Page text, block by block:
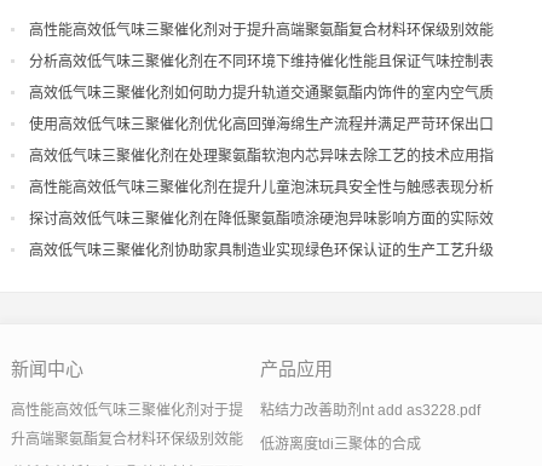
高性能高效低气味三聚催化剂对于提升高端聚氨酯复合材料环保级别效能
分析高效低气味三聚催化剂在不同环境下维持催化性能且保证气味控制表
现
高效低气味三聚催化剂如何助力提升轨道交通聚氨酯内饰件的室内空气质
量
使用高效低气味三聚催化剂优化高回弹海绵生产流程并满足严苛环保出口
高效低气味三聚催化剂在处理聚氨酯软泡内芯异味去除工艺的技术应用指
导
高性能高效低气味三聚催化剂在提升儿童泡沫玩具安全性与触感表现分析
探讨高效低气味三聚催化剂在降低聚氨酯喷涂硬泡异味影响方面的实际效
果
高效低气味三聚催化剂协助家具制造业实现绿色环保认证的生产工艺升级
新闻中心
高性能高效低气味三聚催化剂对于提
升高端聚氨酯复合材料环保级别效能
产品应用
粘结力改善助剂nt add as3228.pdf
低游离度tdi三聚体的合成